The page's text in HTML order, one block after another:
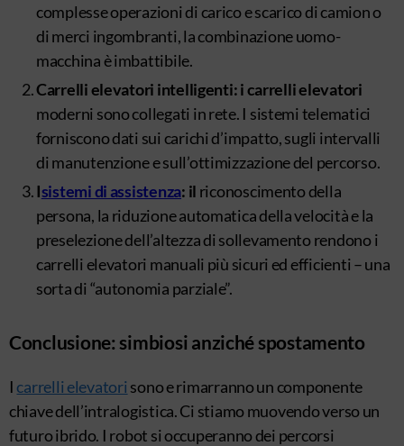
complesse operazioni di carico e scarico di camion o
di merci ingombranti, la combinazione uomo-
macchina è imbattibile.
Carrelli elevatori intelligenti: i carrelli elevatori
moderni sono collegati in rete. I sistemi telematici
forniscono dati sui carichi d’impatto, sugli intervalli
di manutenzione e sull’ottimizzazione del percorso.
Isistemi di assistenza: il riconoscimento della
persona, la riduzione automatica della velocità e la
preselezione dell’altezza di sollevamento rendono i
carrelli elevatori manuali più sicuri ed efficienti – una
sorta di “autonomia parziale”.
Conclusione: simbiosi anziché spostamento
I carrelli elevatori sono e rimarranno un componente
chiave dell’intralogistica. Ci stiamo muovendo verso un
futuro ibrido. I robot si occuperanno dei percorsi